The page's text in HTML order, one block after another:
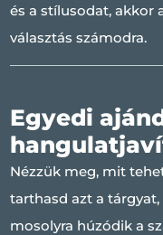
és a stílusodat, akkor
választás számodra.
Egyedi
Nézzük meg, mit
tarthasd azt a
mosolyra húzódik a